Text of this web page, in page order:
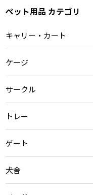
ペット用品 カテゴリ
キャリー・カート
ケージ
サークル
トレー
ゲート
犬舎